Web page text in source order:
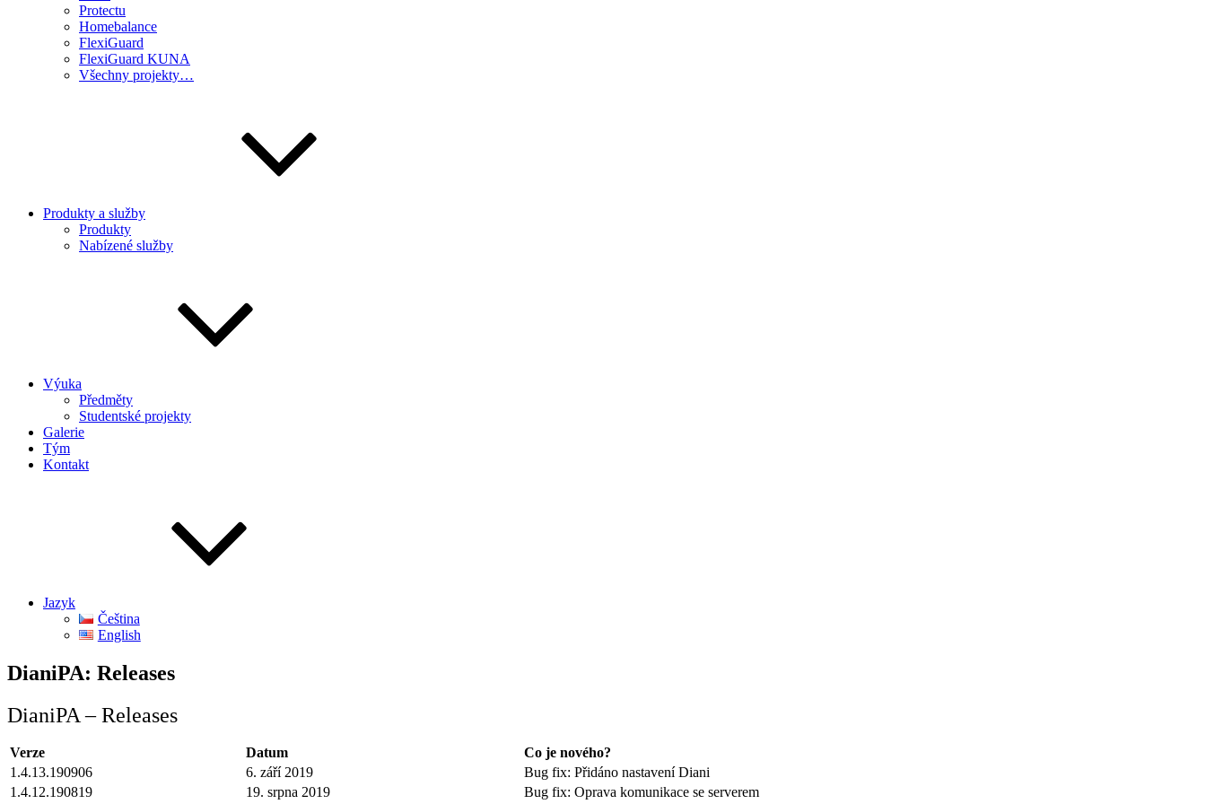
Protectu
Homebalance
FlexiGuard
FlexiGuard KUNA
Všechny projekty…
Produkty a služby
Produkty
Nabízené služby
Výuka
Předměty
Studentské projekty
Galerie
Tým
Kontakt
Jazyk
Čeština
English
DianiPA: Releases
DianiPA – Releases
Verze Datum
Co je nového?
1.4.13.190906
6. září 2019
Bug fix: Přidáno nastavení Diani
1.4.12.190819
19. srpna 2019
Bug fix: Oprava komunikace se serverem